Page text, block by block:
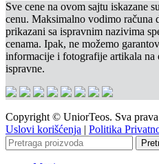
Sve cene na ovom sajtu iskazane
cenu. Maksimalno vodimo računa
prikazani sa ispravnim nazivima
cenama. Ipak, ne možemo
informacije i fotografije artikala na
ispravne.
Copyright © UniorTeos. Sva prava
Uslovi korišćenja | Politika